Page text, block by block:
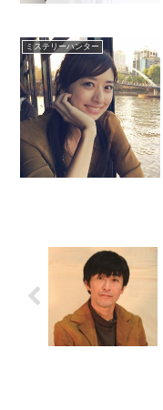
ミステリーハンター